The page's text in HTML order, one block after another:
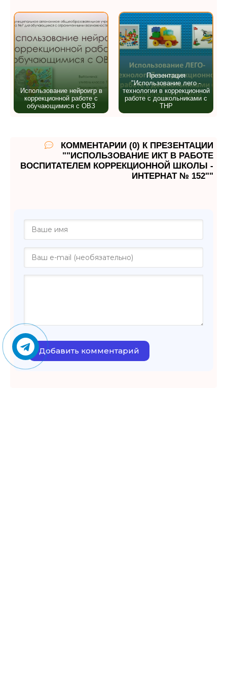
Использование нейроигр в
коррекционной работе с
обучающимися с ОВЗ
Презентация
"Использование лего -
технологии в коррекционной
работе с дошкольниками с
ТНР
КОММЕНТАРИИ (0) К ПРЕЗЕНТАЦИИ
""ИСПОЛЬЗОВАНИЕ ИКТ В РАБОТЕ
ВОСПИТАТЕЛЕМ КОРРЕКЦИОННОЙ ШКОЛЫ -
ИНТЕРНАТ № 152""
Добавить комментарий